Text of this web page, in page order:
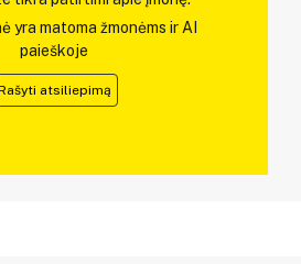
yra matoma žmonėms ir AI
paieškoje
atsiliepimą